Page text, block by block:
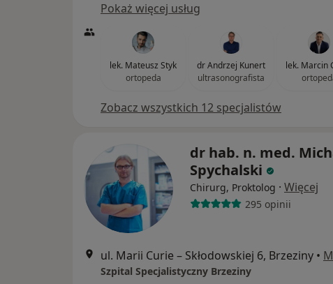
Pokaż więcej usług
lek. Mateusz Styk
ortopeda
dr Andrzej Kunert
ultrasonografista
lek. Marcin
Zobacz wszystkich 12 specjalistów
dr hab. n. med.
Spychalski
Chirurg, Proktolog · Więcej
295 opinii
ul. Marii Curie – Skłodowskiej 6, Brzeziny •
Szpital Specjalistyczny Brzeziny